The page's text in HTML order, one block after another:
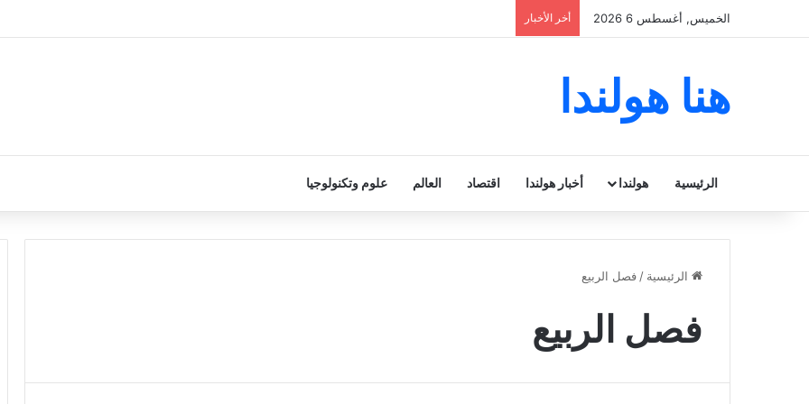
الخميس, أغسطس 6 2026 أخر الأخبار
هنا هولندا
الرئيسية هولندا أخبار هولندا اقتصاد العالم علوم وتكنولوجيا
الرئيسية / فصل الربيع
فصل الربيع